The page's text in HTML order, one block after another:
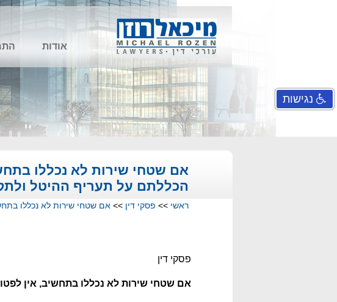
אודות
אם שטחי שירות לא נכללו
הכללתם על תעריף ההיטל
ראשי >> פסקי דין >> אם שטחי שירות לא נכללו
פסקי דין
אם שטחי שירות לא נכללו בתחשיב, אין
נגישות